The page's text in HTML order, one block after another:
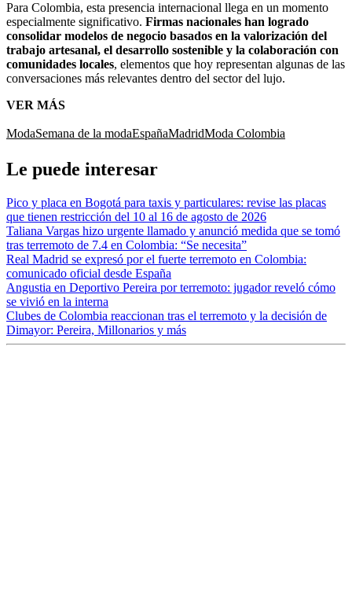
Para Colombia, esta presencia internacional llega en un momento
especialmente significativo. Firmas nacionales han logrado
consolidar modelos de negocio basados en la valorización del
trabajo artesanal, el desarrollo sostenible y la colaboración con
comunidades locales, elementos que hoy representan algunas de las
conversaciones más relevantes dentro del sector del lujo.
VER MÁS
ModaSemana de la modaEspañaMadridModa Colombia
Le puede interesar
Pico y placa en Bogotá para taxis y particulares: revise las placas
que tienen restricción del 10 al 16 de agosto de 2026
Taliana Vargas hizo urgente llamado y anunció medida que se tomó
tras terremoto de 7.4 en Colombia: “Se necesita”
Real Madrid se expresó por el fuerte terremoto en Colombia:
comunicado oficial desde España
Angustia en Deportivo Pereira por terremoto: jugador reveló cómo
se vivió en la interna
Clubes de Colombia reaccionan tras el terremoto y la decisión de
Dimayor: Pereira, Millonarios y más